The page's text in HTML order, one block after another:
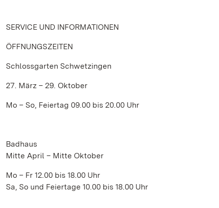
SERVICE UND INFORMATIONEN
ÖFFNUNGSZEITEN
Schlossgarten Schwetzingen
27. März – 29. Oktober
Mo – So, Feiertag 09.00 bis 20.00 Uhr
Badhaus
Mitte April – Mitte Oktober
Mo – Fr 12.00 bis 18.00 Uhr
Sa, So und Feiertage 10.00 bis 18.00 Uhr